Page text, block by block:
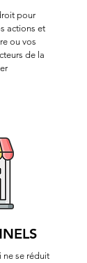
pour
actions et
ou vos
de la
ne se réduit